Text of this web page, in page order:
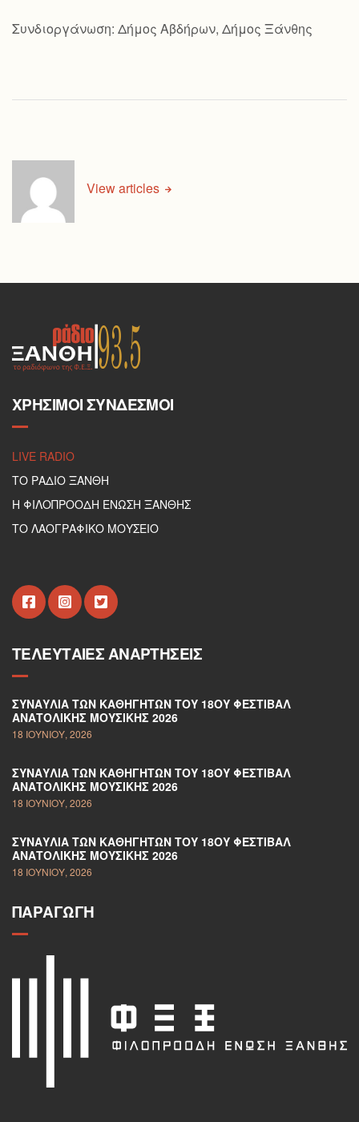
Συνδιοργάνωση: Δήμος Αβδήρων, Δήμος Ξάνθης
View articles
ΧΡΉΣΙΜΟΙ ΣΎΝΔΕΣΜΟΙ
LIVE RADIO
ΤΟ ΡΑΔΙΟ ΞΑΝΘΗ
Η ΦΙΛΟΠΡΟΟΔΗ ΕΝΩΣΗ ΞΑΝΘΗΣ
ΤΟ ΛΑΟΓΡΑΦΙΚΟ ΜΟΥΣΕΙΟ
ΤΕΛΕΥΤΑΊΕΣ ΑΝΑΡΤΉΣΕΙΣ
ΣΥΝΑΥΛΊΑ ΤΩΝ ΚΑΘΗΓΗΤΏΝ ΤΟΥ 18ΟΥ ΦΕΣΤΙΒΆΛ
ΑΝΑΤΟΛΙΚΉΣ ΜΟΥΣΙΚΉΣ 2026
18 ΙΟΥΝΊΟΥ, 2026
ΣΥΝΑΥΛΊΑ ΤΩΝ ΚΑΘΗΓΗΤΏΝ ΤΟΥ 18ΟΥ ΦΕΣΤΙΒΆΛ
ΑΝΑΤΟΛΙΚΉΣ ΜΟΥΣΙΚΉΣ 2026
18 ΙΟΥΝΊΟΥ, 2026
ΣΥΝΑΥΛΊΑ ΤΩΝ ΚΑΘΗΓΗΤΏΝ ΤΟΥ 18ΟΥ ΦΕΣΤΙΒΆΛ
ΑΝΑΤΟΛΙΚΉΣ ΜΟΥΣΙΚΉΣ 2026
18 ΙΟΥΝΊΟΥ, 2026
ΠΑΡΑΓΩΓΉ